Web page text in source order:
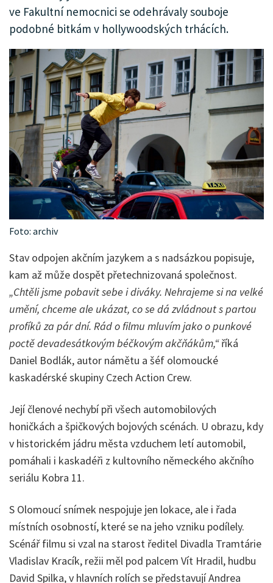
ve Fakultní nemocnici se odehrávaly souboje
podobné bitkám v hollywoodských trhácích.
Foto: archiv
Stav odpojen akčním jazykem a s nadsázkou popisuje,
kam až může dospět přetechnizovaná společnost.
„Chtěli jsme pobavit sebe i diváky. Nehrajeme si na velké
umění, chceme ale ukázat, co se dá zvládnout s partou
profíků za pár dní. Rád o filmu mluvím jako o punkové
poctě devadesátkovým béčkovým akčňákům,“říká
Daniel Bodlák, autor námětu a šéf olomoucké
kaskadérské skupiny Czech Action Crew.
Její členové nechybí při všech automobilových
honičkách a špičkových bojových scénách. U obrazu, kdy
v historickém jádru města vzduchem letí automobil,
pomáhali i kaskadéři z kultovního německého akčního
seriálu Kobra 11.
S Olomoucí snímek nespojuje jen lokace, ale i řada
místních osobností, které se na jeho vzniku podílely.
Scénář filmu si vzal na starost ředitel Divadla Tramtárie
Vladislav Kracík, režii měl pod palcem Vít Hradil, hudbu
David Spilka, v hlavních rolích se představují Andrea